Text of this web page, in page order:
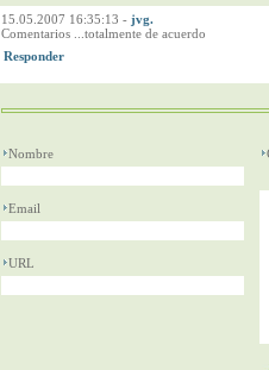
15.05.2007 16:35:13 - jvg.
Comentarios ...totalmente de acuerdo
Nombre
Email
URL